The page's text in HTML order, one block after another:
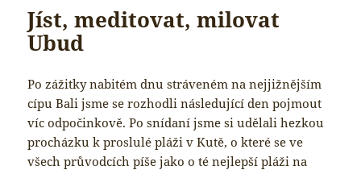
Jíst, meditovat, milovat
Ubud
Po zážitky nabitém dnu stráveném na nejjižnějším
cípu Bali jsme se rozhodli následující den pojmout
víc odpočinkově. Po snídaní jsme si udělali hezkou
procházku k proslulé pláži v Kutě, o které se ve
všech průvodcích píše jako o té nejlepší pláži na